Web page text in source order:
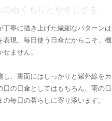
ぬくもりとやさしさを
丁寧に描き上げた繊細なパターン
表現。毎日使う日傘だからこそ、
ません。
、裏面にはしっかりと紫外線を
日の日傘としてはもちろん、雨の
毎日の暮らしに寄り添います。